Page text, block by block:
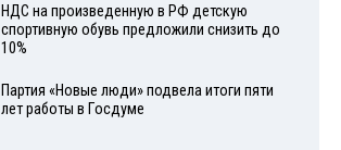
НДС на произведенную в РФ детскую
спортивную обувь предложили снизить до
10%
Партия «Новые люди» подвела итоги пяти
лет работы в Госдуме